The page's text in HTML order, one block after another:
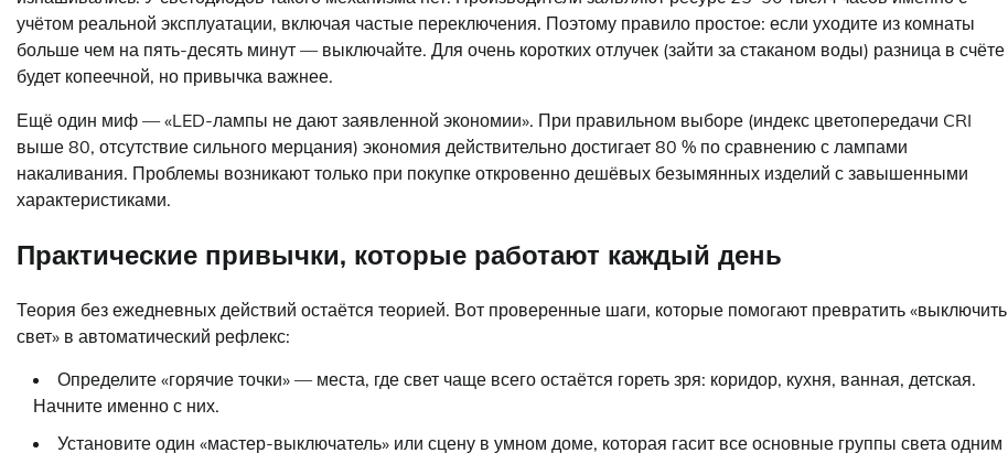
учётом реальной эксплуатации, включая частые переключения. Поэтому правило простое: если уходите из комнаты
больше чем на пять-десять минут — выключайте. Для очень коротких отлучек (зайти за стаканом воды) разница в счёте
будет копеечной, но привычка важнее.
Ещё один миф — «LED-лампы не дают заявленной экономии». При правильном выборе (индекс цветопередачи CRI
выше 80, отсутствие сильного мерцания) экономия действительно достигает 80 % по сравнению с лампами
накаливания. Проблемы возникают только при покупке откровенно дешёвых безымянных изделий с завышенными
характеристиками.
Практические привычки, которые работают каждый день
Теория без ежедневных действий остаётся теорией. Вот проверенные шаги, которые помогают превратить «выключить
свет» в автоматический рефлекс:
Определите «горячие точки» — места, где свет чаще всего остаётся гореть зря: коридор, кухня, ванная, детская.
Начните именно с них.
Установите один «мастер-выключатель» или сцену в умном доме, которая гасит все основные группы света одним